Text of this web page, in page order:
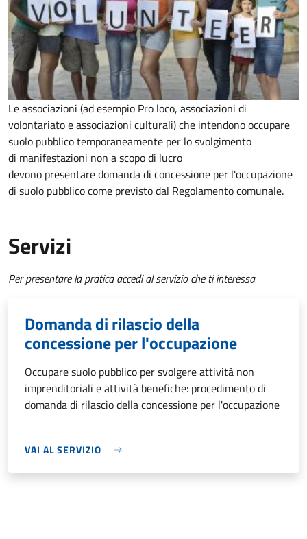
Le associazioni (ad esempio Pro loco, associazioni di
volontariato e associazioni culturali) che intendono occupare
suolo pubblico temporaneamente per lo svolgimento
di manifestazioni non a scopo di lucro
devono presentare domanda di concessione per l'occupazione
di suolo pubblico come previsto dal Regolamento comunale.
Servizi
Per presentare la pratica accedi al servizio che ti interessa
Domanda di rilascio della
concessione per l'occupazione
Occupare suolo pubblico per svolgere attività non
imprenditoriali e attività benefiche: procedimento di
domanda di rilascio della concessione per l'occupazione
VAI AL SERVIZIO